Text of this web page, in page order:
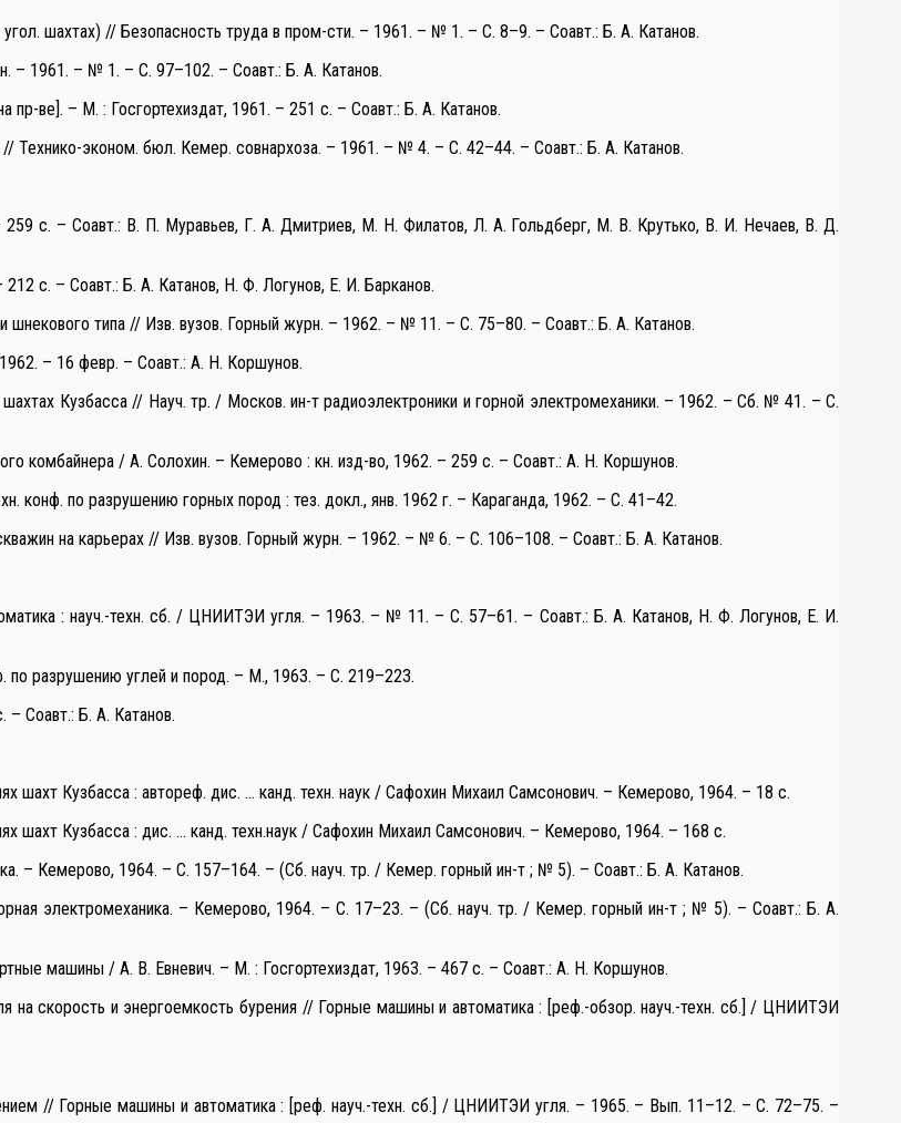
шахтах) // Безопасность труда в пром-сти. – 1961. – № 1. – С. 8–9. – Соавт.: Б. А. Катанов.
– 1961. – № 1. – С. 97–102. – Соавт.: Б. А. Катанов.
пр-ве]. – М. : Госгортехиздат, 1961. – 251 с. – Соавт.: Б. А. Катанов.
эконом. бюл. Кемер. совнархоза. – 1961. – № 4. – С. 42–44. – Соавт.: Б. А. Катанов.
259 с. – Соавт.: В. П. Муравьев, Г. А. Дмитриев, М. Н. Филатов, Л. А. Гольдберг, М. В. Крутько, В. И. Нечаев, В. Д.
с. – Соавт.: Б. А. Катанов, Н. Ф. Логунов, Е. И. Барканов.
шнекового типа // Изв. вузов. Горный журн. – 1962. – № 11. – С. 75–80. – Соавт.: Б. А. Катанов.
– 16 февр. – Соавт.: А. Н. Коршунов.
Кузбасса // Науч. тр. / Москов. ин-т радиоэлектроники и горной электромеханики. – 1962. – Сб. № 41. – С.
комбайнера / А. Солохин. – Кемерово : кн. изд-во, 1962. – 259 с. – Соавт.: А. Н. Коршунов.
конф. по разрушению горных пород : тез. докл., янв. 1962 г. – Караганда, 1962. – С. 41–42.
на карьерах // Изв. вузов. Горный журн. – 1962. – № 6. – С. 106–108. – Соавт.: Б. А. Катанов.
: науч.-техн. сб. / ЦНИИТЭИ угля. – 1963. – № 11. – С. 57–61. – Соавт.: Б. А. Катанов, Н. Ф. Логунов, Е. И.
разрушению углей и пород. – М., 1963. – С. 219–223.
– Соавт.: Б. А. Катанов.
шахт Кузбасса : автореф. дис. … канд. техн. наук / Сафохин Михаил Самсонович. – Кемерово, 1964. – 18 с.
шахт Кузбасса : дис. … канд. техн.наук / Сафохин Михаил Самсонович. – Кемерово, 1964. – 168 с.
– Кемерово, 1964. – С. 157–164. – (Сб. науч. тр. / Кемер. горный ин-т ; № 5). – Соавт.: Б. А. Катанов.
электромеханика. – Кемерово, 1964. – С. 17–23. – (Сб. науч. тр. / Кемер. горный ин-т ; № 5). – Соавт.: Б. А.
машины / А. В. Евневич. – М. : Госгортехиздат, 1963. – 467 с. – Соавт.: А. Н. Коршунов.
на скорость и энергоемкость бурения // Горные машины и автоматика : [реф.-обзор. науч.-техн. сб.] / ЦНИИТЭИ
// Горные машины и автоматика : [реф. науч.-техн. сб.] / ЦНИИТЭИ угля. – 1965. – Вып. 11–12. – С. 72–75. –